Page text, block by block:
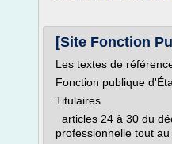
[Site Fonction
Les textes de
Fonction publique
Titulaires
articles 24 à 30 du
professionnelle tout